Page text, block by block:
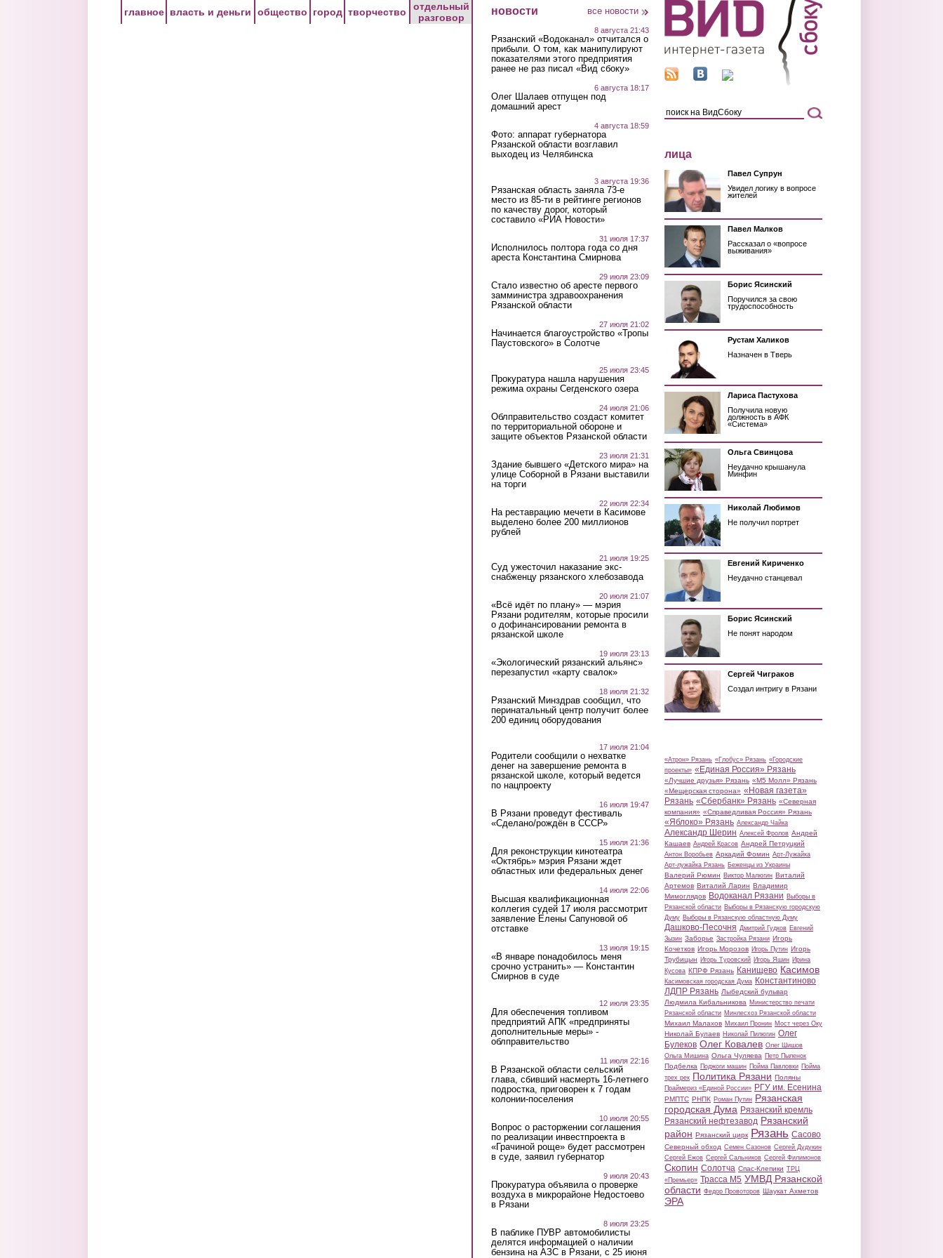
главное власть и деньги общество город творчество
отдельный
разговор
новости все новости
8 августа 21:43
Рязанский «Водоканал» отчитался о
прибыли. О том, как манипулируют
показателями этого предприятия
ранее не раз писал «Вид сбоку»
6 августа 18:17
Олег Шалаев отпущен под
домашний арест
4 августа 18:59
Фото: аппарат губернатора
Рязанской области возглавил
выходец из Челябинска
3 августа 19:36
Рязанская область заняла 73-е
место из 85-ти в рейтинге регионов
по качеству дорог, который
составило «РИА Новости»
31 июля 17:37
Исполнилось полтора года со дня
ареста Константина Смирнова
29 июля 23:09
Стало известно об аресте первого
замминистра здравоохранения
Рязанской области
27 июля 21:02
Начинается благоустройство «Тропы
Паустовского» в Солотче
25 июля 23:45
Прокуратура нашла нарушения
режима охраны Сегденского озера
24 июля 21:06
Облправительство создаст комитет
по территориальной обороне и
защите объектов Рязанской области
23 июля 21:31
Здание бывшего «Детского мира» на
улице Соборной в Рязани выставили
на торги
22 июля 22:34
На реставрацию мечети в Касимове
выделено более 200 миллионов
рублей
21 июля 19:25
Суд ужесточил наказание экс-
снабженцу рязанского хлебозавода
20 июля 21:07
«Всё идёт по плану» — мэрия
Рязани родителям, которые просили
о дофинансировании ремонта в
рязанской школе
19 июля 23:13
«Экологический рязанский альянс»
перезапустил «карту свалок»
18 июля 21:32
Рязанский Минздрав сообщил, что
перинатальный центр получит более
200 единиц оборудования
17 июля 21:04
Родители сообщили о нехватке
денег на завершение ремонта в
рязанской школе, который ведется
по нацпроекту
16 июля 19:47
В Рязани проведут фестиваль
«Сделано/рождён в СССР»
15 июля 21:36
Для реконструкции кинотеатра
«Октябрь» мэрия Рязани ждет
областных или федеральных денег
14 июля 22:06
Высшая квалификационная
коллегия судей 17 июля рассмотрит
заявление Елены Сапуновой об
отставке
13 июля 19:15
«В январе понадобилось меня
срочно устранить» — Константин
Смирнов в суде
12 июля 23:35
Для обеспечения топливом
предприятий АПК «предприняты
дополнительные меры» -
облправительство
11 июля 22:16
В Рязанской области сельский
глава, сбивший насмерть 16-летнего
подростка, приговорен к 7 годам
колонии-поселения
10 июля 20:55
Вопрос о расторжении соглашения
по реализации инвестпроекта в
«Грачиной роще» будет рассмотрен
в суде, заявил губернатор
9 июля 20:43
Прокуратура объявила о проверке
воздуха в микрорайоне Недостоево
в Рязани
8 июля 23:25
В паблике ПУВР автомобилисты
делятся информацией о наличии
бензина на АЗС в Рязани, с 25 июня
лица
Павел Супрун
Увидел логику в вопросе
жителей
Павел Малков
Рассказал о «вопросе
выживания»
Борис Ясинский
Поручился за свою
трудоспособность
Рустам Халиков
Назначен в Тверь
Лариса Пастухова
Получила новую
должность в АФК
«Система»
Ольга Свинцова
Неудачно крышанула
Минфин
Николай Любимов
Не получил портрет
Евгений Кириченко
Неудачно станцевал
Борис Ясинский
Не понят народом
Сергей Чиграков
Создал интригу в Рязани
«Атрон» Рязань «Глобус» Рязань «Городские
проекты» «Единая Россия» Рязань
«Лучшие друзья» Рязань «М5 Молл» Рязань
«Мещерская сторона» «Новая газета»
Рязань «Сбербанк» Рязань «Северная
компания» «Справедливая Россия» Рязань
«Яблоко» Рязань Александр Чайка
Александр Шерин Алексей Фролов Андрей
Кашаев Андрей Красов Андрей Петруцкий
Антон Воробьев Аркадий Фомин Арт-Лужайка
Арт-лужайка Рязань Беженцы из Украины
Валерий Рюмин Виктор Малюгин Виталий
Артемов Виталий Ларин Владимир
Мимоглядов Водоканал Рязани Выборы в
Рязанской области Выборы в Рязанскую городскую
Думу Выборы в Рязанскую областную Думу
Дашково-Песочня Дмитрий Гудков Евгений
Зызин Заборье Застройка Рязани Игорь
Кочетков Игорь Морозов Игорь Путин Игорь
Трубицын Игорь Туровский Игорь Яшин Ирина
Кусова КПРФ Рязань Канищево Касимов
Касимовская городская Дума Константиново
ЛДПР Рязань Лыбедский бульвар
Людмила Кибальникова Министерство печати
Рязанской области Минлесхоз Рязанской области
Михаил Малахов Михаил Пронин Мост через Оку
Николай Булаев Николай Пилюгин Олег
Булеков Олег Ковалев Олег Шишов
Ольга Мишина Ольга Чуляева Петр Пыленок
Подбелка Поджоги машин Пойма Павловки Пойма
трех рек Политика Рязани Поляны
Праймериз «Единой России» РГУ им. Есенина
РМПТС РНПК Роман Путин Рязанская
городская Дума Рязанский кремль
Рязанский нефтезавод Рязанский
район Рязанский цирк Рязань Сасово
Северный обход Семен Сазонов Сергей Дудукин
Сергей Ежов Сергей Сальников Сергей Филимонов
Скопин Солотча Спас-Клепики ТРЦ
«Премьер» Трасса М5 УМВД Рязанской
области Федор Провоторов Шаукат Ахметов
ЭРА